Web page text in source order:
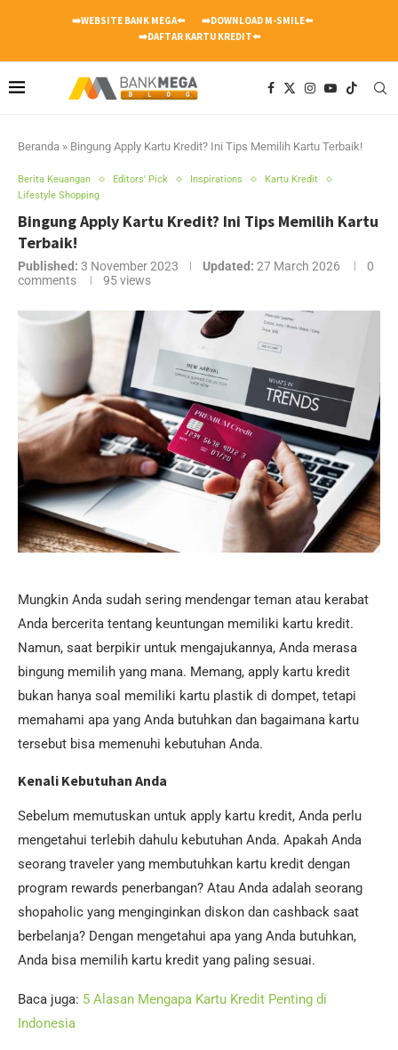
➡️WEBSITE BANK MEGA⬅️
➡️DOWNLOAD M-SMILE⬅️
➡️DAFTAR KARTU KREDIT⬅️
Beranda » Bingung Apply Kartu Kredit? Ini Tips Memilih Kartu Terbaik!
Berita Keuangan Editors' Pick Inspirations
Kartu Kredit
Lifestyle Shopping
Bingung Apply Kartu Kredit? Ini Tips Memilih Kartu
Terbaik!
Published: 3 November 2023 Updated: 27 March 2026
0
comments
95views
Mungkin Anda sudah sering mendengar teman atau kerabat
Anda bercerita tentang keuntungan memiliki kartu kredit.
Namun, saat berpikir untuk mengajukannya, Anda merasa
bingung memilih yang mana. Memang, apply kartu kredit
bukan hanya soal memiliki kartu plastik di dompet, tetapi
memahami apa yang Anda butuhkan dan bagaimana kartu
tersebut bisa memenuhi kebutuhan Anda.
Kenali Kebutuhan Anda
Sebelum memutuskan untuk apply kartu kredit, Anda perlu
mengetahui terlebih dahulu kebutuhan Anda. Apakah Anda
seorang traveler yang membutuhkan kartu kredit dengan
program rewards penerbangan? Atau Anda adalah seorang
shopaholic yang menginginkan diskon dan cashback saat
berbelanja? Dengan mengetahui apa yang Anda butuhkan,
Anda bisa memilih kartu kredit yang paling sesuai.
Baca juga: 5 Alasan Mengapa Kartu Kredit Penting di
Indonesia